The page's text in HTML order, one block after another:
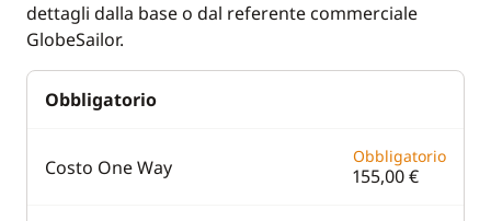
dettagli dalla base o dal referente commerciale
GlobeSailor.
Obbligatorio
Costo One Way Obbligatorio
155,00 €